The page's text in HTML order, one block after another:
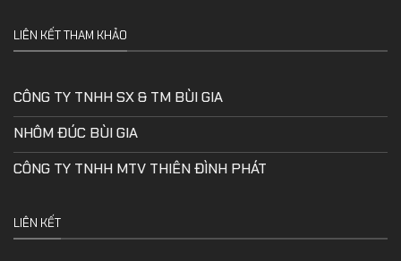
LIÊN KẾT THAM KHẢO
CÔNG TY TNHH SX & TM BÙI GIA
NHÔM ĐÚC BÙI GIA
CÔNG TY TNHH MTV THIÊN ĐÌNH PHÁT
LIÊN KẾT